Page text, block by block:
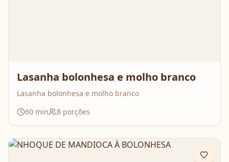
Lasanha bolonhesa e molho branco
Lasanha bolonhesa e molho branco
60 min 8 porções